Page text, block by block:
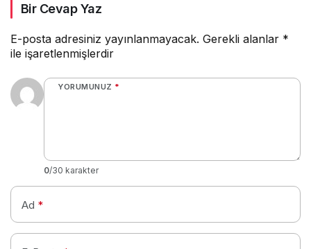
Bir Cevap Yaz
E-posta adresiniz yayınlanmayacak. Gerekli alanlar *
ile işaretlenmişlerdir
YORUMUNUZ *
0/30 karakter
Ad *